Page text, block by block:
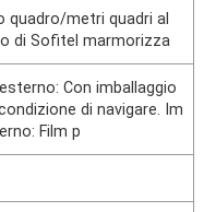
quadro/metri quadri al
di Sofitel marmorizza
Con imballaggio
di navigare. Im
Film p